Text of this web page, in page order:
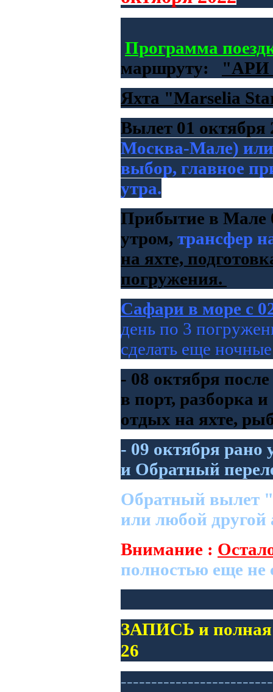
Программа
маршруту: "АРИ
Яхта "Marselia
Вылет 01 октября
Москва-Мале)
выбор, главное
утра.
Прибытие в Мале
утром, трансфер
на яхте,
погружения.
Сафари в море с
день по 3
сделать еще
- 08 октября
в порт, разборка
отдых на яхте,
- 09 октября рано
и Обратный
Обратный
или любой другой
Внимание :
полностью еще не
ЗАПИСЬ и полная
26